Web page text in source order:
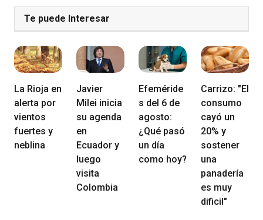
Te puede Interesar
La Rioja en
alerta por
vientos
fuertes y
neblina
Javier
Milei inicia
su agenda
en
Ecuador y
luego
visita
Colombia
Efeméride
s del 6 de
agosto:
¿Qué pasó
un día
como hoy?
Carrizo: "El
consumo
cayó un
20% y
sostener
una
panadería
es muy
dificil"